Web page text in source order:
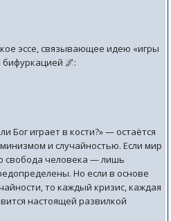
эссе, связывающее идею «игры
бифуркацией 🌌:
Бог играет в кости?» — остаётся
и случайностью. Если мир
свобода человека — лишь
Но если в основе
то каждый кризис, каждая
настоящей развилкой